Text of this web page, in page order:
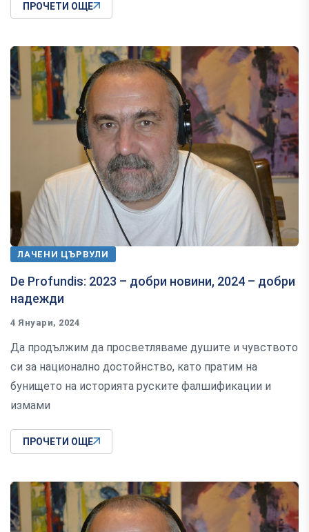
ПРОЧЕТИ ОЩЕ
ЛАЧЕНИ ЦЪРВУЛИ
De Profundis: 2023 – добри новини, 2024 – добри
надежди
4 Януари, 2024
Да продължим да просветляваме душите и чувството
си за национално достойнство, като пратим на
бунището на историята руските фалшификации и
измами
ПРОЧЕТИ ОЩЕ